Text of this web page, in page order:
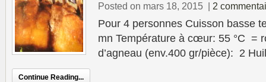
Posted on mars 18, 2015 | 2
Pour 4 personnes Cuisson basse
mn Température à cœur: 55 °C =
d’agneau (env.400 gr/pièce): 2
Continue Reading...